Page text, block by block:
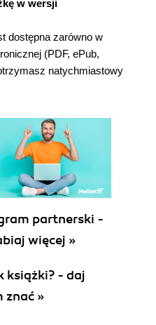
kwadratowe?
i potęgowanie
kwadratowe
ortogonalne i unitarne
symetrycznych
odległości
odległości
w wersji
dostępna zarówno w
(PDF, ePub,
natychmiastowy
partnerski -
więcej »
książki? - daj
znać »